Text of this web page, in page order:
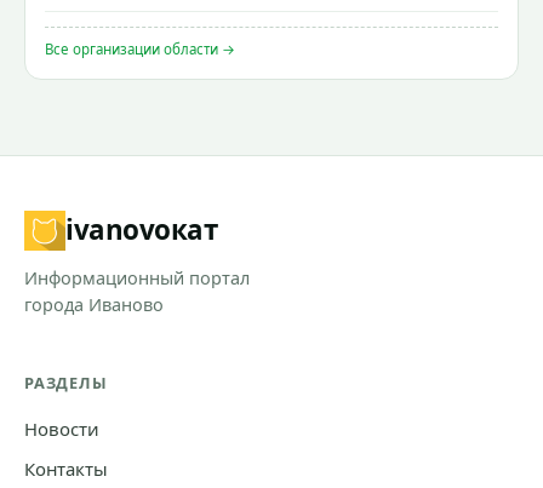
Все организации области →
ivanovoкат
Информационный портал
города Иваново
РАЗДЕЛЫ
Новости
Контакты